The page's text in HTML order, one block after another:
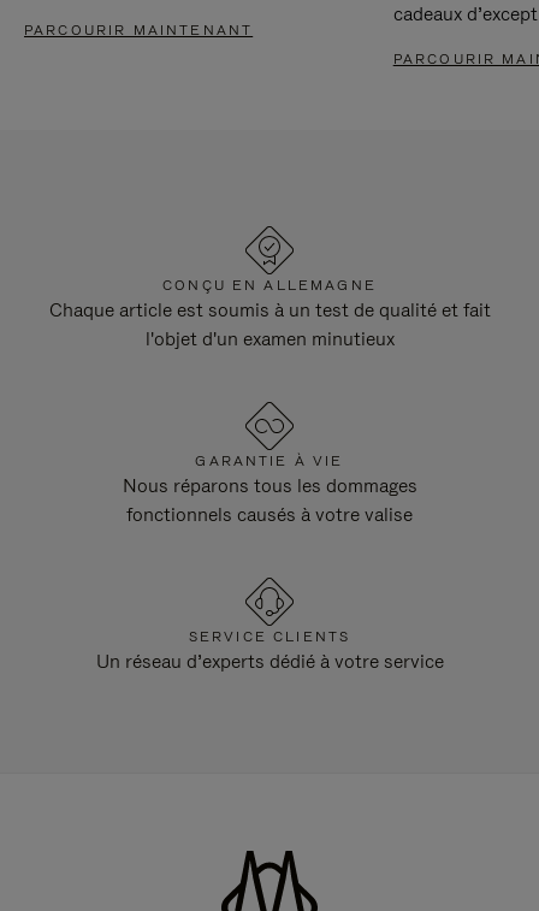
PARCOURIR MAINTENANT
cadeaux
PARCOURIR
CONÇU EN ALLEMAGNE
Chaque article est soumis à un test de qualité et fait
l'objet d'un examen minutieux
GARANTIE À VIE
Nous réparons tous les dommages
fonctionnels causés à votre valise
SERVICE CLIENTS
Un réseau d’experts dédié à votre service